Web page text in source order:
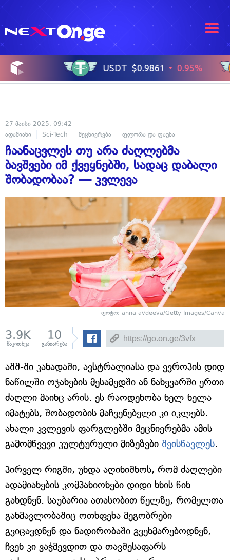
27 მაისი 2025, 09:42
ადამიანი
Sci-Tech მეცნიერება ფლორა და ფაუნა
ჩაანაცვლეს თუ არა ძაღლებმა
ბავშვები იმ ქვეყნებში, სადაც დაბალი
შობადობაა? — კვლევა
ფოტო: anna avdeeva/Getty Images/Canva
3.9K
წაკითხვა
10
გაზიარება
აშშ-ში კანადაში, ავსტრალიასა და ევროპის დიდ
ნაწილში ოჯახების მესამედში ან ნახევარში ერთი
ძაღლი მაინც არის. ეს რაოდენობა ნელ-ნელა
იმატებს, შობადობის მაჩვენებელი კი იკლებს.
ახალი კვლევის ფარგლებში მეცნიერებმა ამის
გამომწვევი კულტურული მიზეზები შეისწავლეს.
პირველ რიგში, უნდა აღინიშნოს, რომ ძაღლები
ადამიანების კომპანიონები დიდი ხნის წინ
გახდნენ. საუბარია ათასობით წელზე, რომელთა
განმავლობაშიც ოთხფეხა მეგობრები
გვიცავდნენ და ნადირობაში გვეხმარებოდნენ,
ჩვენ კი ვაჭმევდით და თავშესაფარს